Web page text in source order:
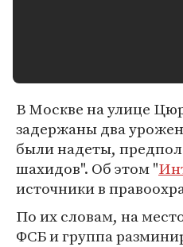
В Москве на улице
задержаны два
были надеты,
шахидов". Об этом "
источники в
По их словам, на
ФСБ и группа